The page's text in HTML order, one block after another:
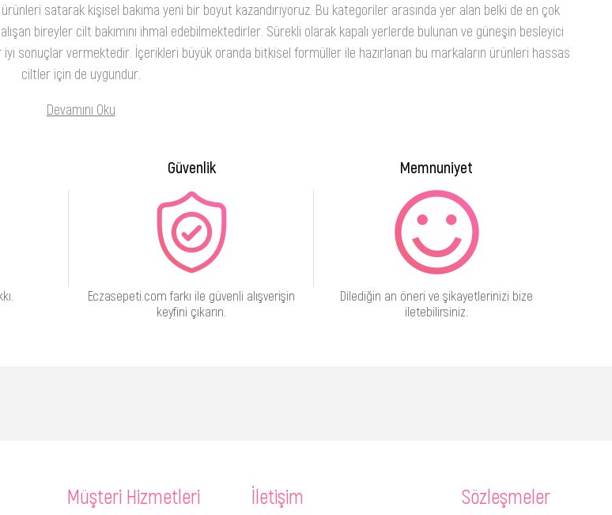
satarak kişisel bakıma yeni bir boyut kazandırıyoruz. Bu kategoriler arasında yer alan belki de en çok
bireyler cilt bakımını ihmal edebilmektedirler. Sürekli olarak kapalı yerlerde bulunan ve güneşin besleyici
sonuçlar vermektedir. İçerikleri büyük oranda bitkisel formüller ile hazırlanan bu markaların ürünleri hassas
ciltler için de uygundur.
Devamını Oku
Güvenlik
Eczasepeti.com farkı ile güvenli alışverişin
keyfini çıkarın.
Memnuniyet
Dilediğin an öneri ve şikayetlerinizi bize
iletebilirsiniz.
Müşteri Hizmetleri İletişim Sözleşmeler